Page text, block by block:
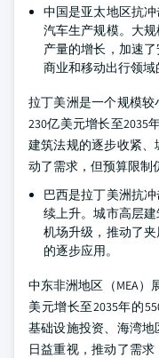
中国是亚太地区抗
汽车生产规模。大
产量的增长，加速
商业和移动出行领域
拉丁美洲是一个规模较
230亿美元增长至2035
建筑法规的逐步收紧
动了需求，但预算限制
巴西是拉丁美洲抗
续上升。城市高层
机场升级，推动了
的逐步应用。
中东非洲地区（MEA）
美元增长至2035年的
基础设施投资、海湾
日益重视，推动了需